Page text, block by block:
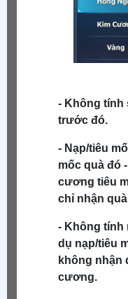
- Không tính
trước đó.
- Nạp/tiêu
mốc quà đó
cương tiêu
chỉ nhận
- Không tính
dụ nạp/tiêu
không nhận
cương.